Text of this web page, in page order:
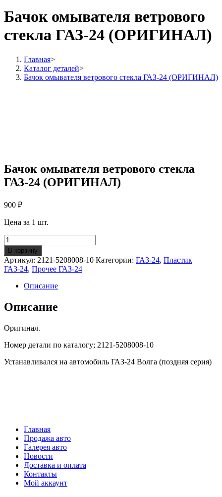
Бачок омывателя ветрового
стекла ГАЗ-24 (ОРИГИНАЛ)
Главная>
Каталог деталей>
Бачок омывателя ветрового стекла ГАЗ-24 (ОРИГИНАЛ)
Бачок омывателя ветрового стекла
ГАЗ-24 (ОРИГИНАЛ)
900 ₽
Цена за 1 шт.
Количество
Бачок
омывателя
ветрового
стекла
ГАЗ-24
(ОРИГИНАЛ)
В корзину
Артикул: 2121-5208008-10 Категории: ГАЗ-24, Пластик
ГАЗ-24, Прочее ГАЗ-24
Описание
Описание
Оригинал.
Номер детали по каталогу; 2121-5208008-10
Устанавливался на автомобиль ГАЗ-24 Волга (поздняя серия)
Главная
Продажа авто
Галерея авто
Новости
Доставка и оплата
Контакты
Мой аккаунт